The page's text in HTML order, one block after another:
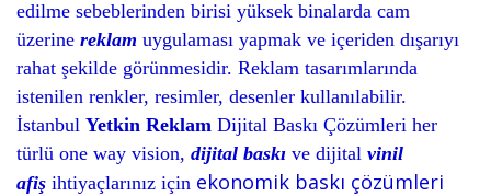
edilme sebeblerinden birisi yüksek binalarda cam
üzerine reklam uygulaması yapmak ve içeriden dışarıyı
rahat şekilde görünmesidir. Reklam tasarımlarında
istenilen renkler, resimler, desenler kullanılabilir.
İstanbul Yetkin Reklam Dijital Baskı Çözümleri her
türlü one way vision, dijital baskı ve dijital vinil
afiş ihtiyaçlarınız için ekonomik baskı çözümleri